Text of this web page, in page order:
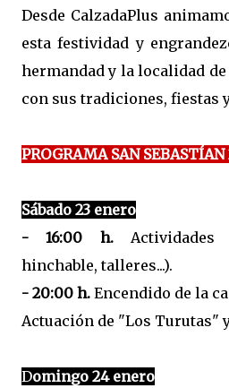
Desde CalzadaPlus
esta festividad y
hermandad y la localidad de
con sus tradiciones, fiestas
PROGRAMA SAN SEBASTÍAN
Sábado 23 enero
- 16:00 h.
hinchable, talleres...).
- 20:00 h. Encendido de la
Actuación de "Los Turutas"
Domingo 24 enero